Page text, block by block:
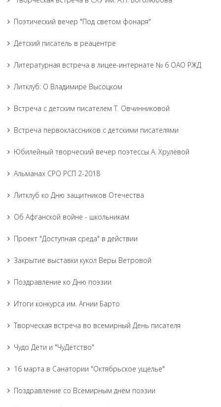
Поэтический вечер "Под светом фонаря"
Детский писатель в реацентре
Литературная встреча в лицее-интернате № 6 ОАО РЖД
Литклуб: О Владимире Высоцком
Встреча с детским писателем Т. Овчинниковой
Встреча первоклассников с детскими писателями
Юбилейный творческий вечер поэтессы А. Хрулёвой
Альманах СРО РСП 2-2018
Литклуб ко Дню защитников Отечества
Об Афганской войне - школьникам
Проект "Доступная среда" в действии
Закрытие выставки кукол Веры Ветровой
Поздравление ко Дню поэзии
Итоги конкурса им. Агнии Барто
Творческая встреча во всемирный День писателя
Чудо Дети и "ЧуДетство"
16 марта в Санатории "Октябрьское ущелье"
Поздравление со Всемирным днём поэзии